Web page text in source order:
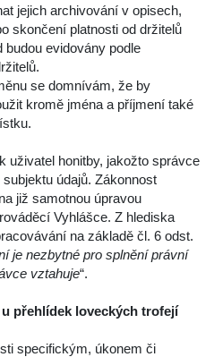
jejich archivování v opisech,
skončení platnosti od držitelů
evidovány podle
se domnívám, že by
kromě jména a příjmení také
uživatel honitby, jakožto správce
údajů. Zákonnost
již samotnou úpravou
Vyhlášce. Z hlediska
na základě čl. 6 odst.
je nezbytné pro splnění právní
vztahuje“.
přehlídek loveckých trofejí
specifickým, úkonem či